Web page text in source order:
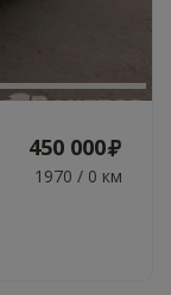
450 000
1970 / 0 км